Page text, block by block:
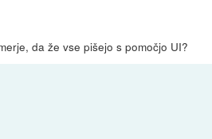
da že vse pišejo s pomočjo UI?